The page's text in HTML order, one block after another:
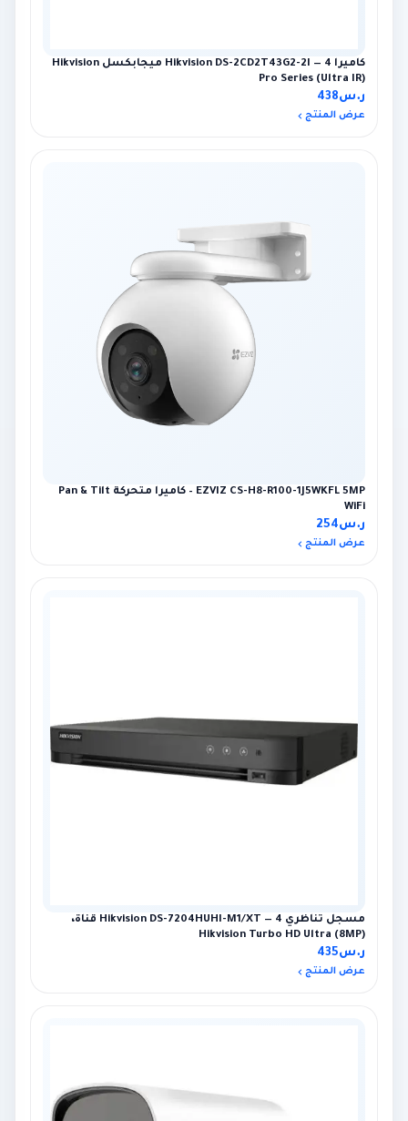
كاميرا Hikvision DS-2CD2T43G2-2I — 4 ميجابكسل Hikvision
Pro Series (Ultra IR)
ر.س438
عرض المنتج
EZVIZ CS-H8-R100-1J5WKFL 5MP – كاميرا متحركة Pan & Tilt
WiFi
ر.س254
عرض المنتج
مسجل تناظري Hikvision DS-7204HUHI-M1/XT — 4 قناة،
Hikvision Turbo HD Ultra (8MP)
ر.س435
عرض المنتج